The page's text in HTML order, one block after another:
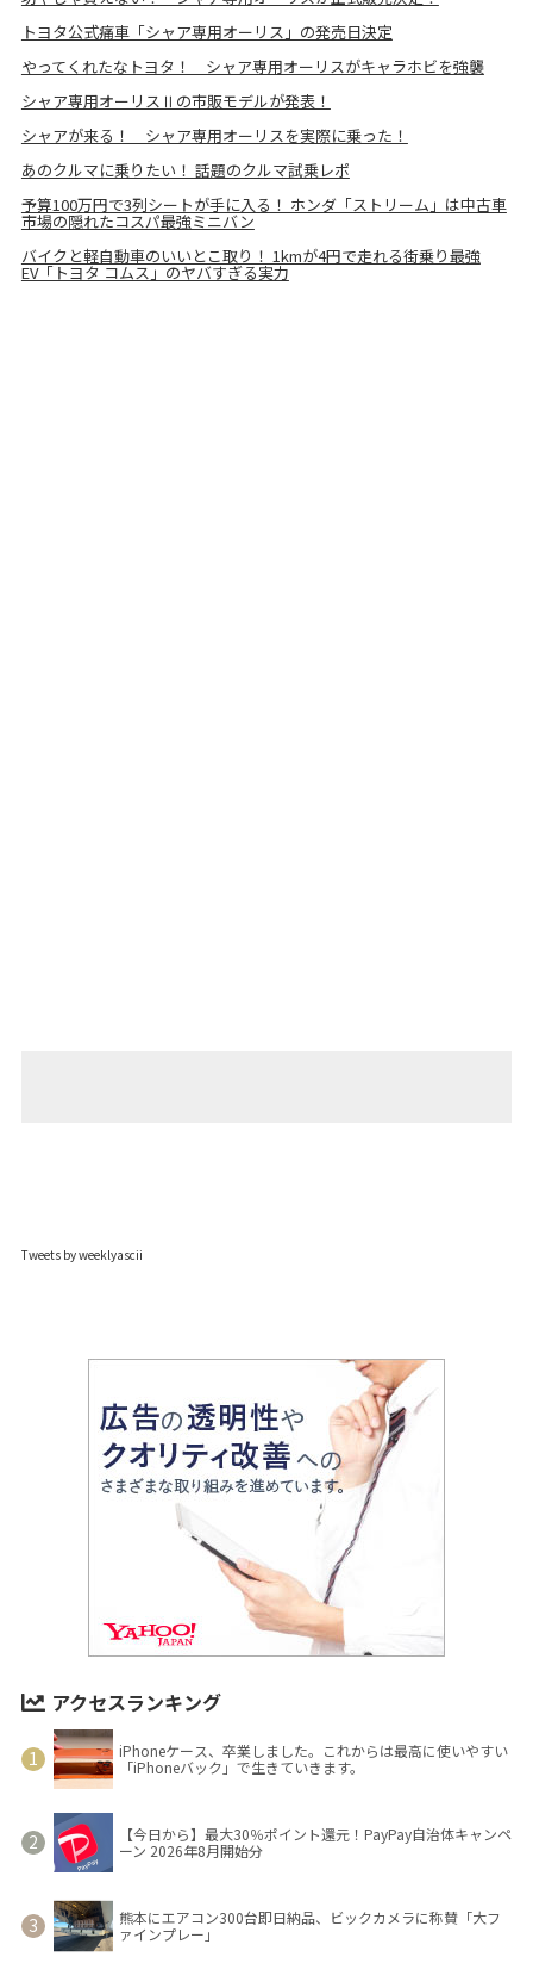
トヨタ公式痛車「シャア専用オーリス」の発売日決定
やってくれたなトヨタ！ シャア専用オーリスがキャラホビを強襲
シャア専用オーリスⅡの市販モデルが発表！
シャアが来る！ シャア専用オーリスを実際に乗った！
あのクルマに乗りたい！ 話題のクルマ試乗レポ
予算100万円で3列シートが手に入る！ ホンダ「ストリーム」は中古車
市場の隠れたコスパ最強ミニバン
バイクと軽自動車のいいとこ取り！ 1kmが4円で走れる街乗り最強
EV「トヨタ コムス」のヤバすぎる実力
Tweets by weeklyascii
アクセスランキング
iPhoneケース、卒業しました。これからは最高に使いやすい
「iPhoneバック」で生きていきます。
【今日から】最大30％ポイント還元！PayPay自治体キャンペ
ーン 2026年8月開始分
熊本にエアコン300台即日納品、ビックカメラに称賛「大フ
ァインプレー」